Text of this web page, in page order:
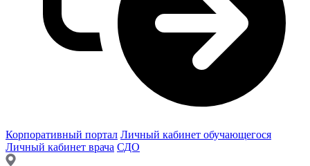
Корпоративный портал Личный кабинет обучающегося
Личный кабинет врача СДО